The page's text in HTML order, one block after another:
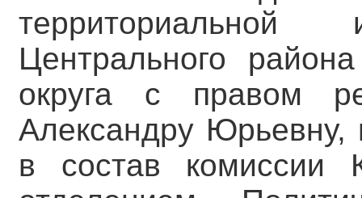
территориальной
Центрального
округа с правом
Александру Юрьевну,
в состав комиссии